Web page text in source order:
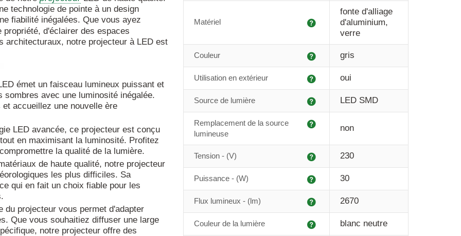
technologie de pointe à un design
fiabilité inégalées. Que vous ayez
propriété, d'éclairer des espaces
architecturaux, notre projecteur à LED est
émet un faisceau lumineux puissant et
avec une luminosité inégalée.
accueillez une nouvelle ère
LED avancée, ce projecteur est conçu
en maximisant la luminosité. Profitez
la qualité de la lumière.
de haute qualité, notre projecteur
les plus difficiles. Sa
qui en fait un choix fiable pour les
du projecteur vous permet d'adapter
Que vous souhaitiez diffuser une large
notre projecteur offre des
Explication
Matériel
fonte d'alliage
d'aluminium,
verre
Explication
Couleur gris
Explication
Utilisation en extérieur oui
Explication
Source de lumière LED SMD
Remplacement de la source
lumineuse
non
Explication
Tension - (V) 230
Explication
Puissance - (W) 30
Explication
Flux lumineux - (lm) 2670
Explication
Couleur de la lumière blanc neutre